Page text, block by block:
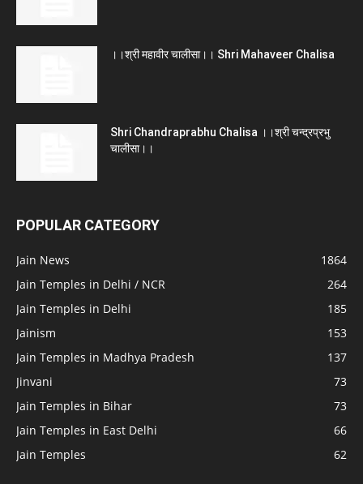
।।श्री महावीर चालीसा।। Shri Mahaveer Chalisa
Shri Chandraprabhu Chalisa ।।श्री चन्द्रप्रभु
चालीसा।।
POPULAR CATEGORY
Jain News
1864
Jain Temples in Delhi / NCR
264
Jain Temples in Delhi
185
Jainism
153
Jain Temples in Madhya Pradesh
137
Jinvani
73
Jain Temples in Bihar
73
Jain Temples in East Delhi
66
Jain Temples
62